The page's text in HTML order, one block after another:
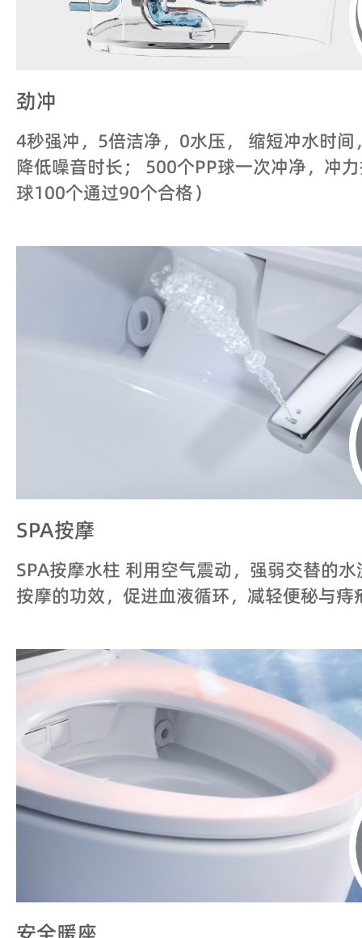
劲冲
4秒强冲，5倍洁净，0水压， 缩短冲水时
降低噪音时长； 500个PP球一次冲净，冲
球100个通过90个合格）
SPA按摩
SPA按摩水柱 利用空气震动，强弱交替的
按摩的功效，促进血液循环，减轻便秘与痔